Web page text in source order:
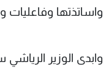
واساتذتها
وابدى الوزير